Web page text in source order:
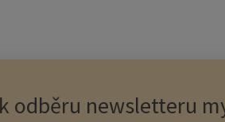
odběru newsletteru